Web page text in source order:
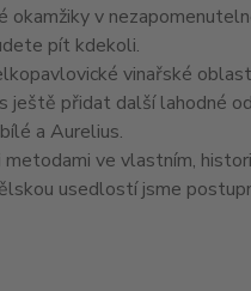
v
pít kdekoli.
vinařské
ještě přidat další lahodné
a Aurelius.
ve vlastním,
usedlostí jsme